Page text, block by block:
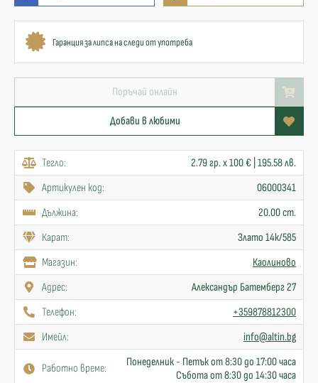
Гаранция за липса на следи от употреба
Поръчай онлайн
Добави в любими
Тегло:
2.79 гр. x 100 € | 195.58 лв.
Артикулен код:
06000341
Дължина:
20.00 cm.
Карат:
Злато 14к/585
Mагазин:
Каолиново
Адрес:
Александър Батемберг 27
Телефон:
+359878812300
Имейл:
info@altin.bg
Работно време:
Понеделник - Петък от 8:30 до 17:00 часа
Събота от 8:30 до 14:30 часа